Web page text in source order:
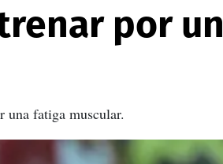
por un
una fatiga muscular.